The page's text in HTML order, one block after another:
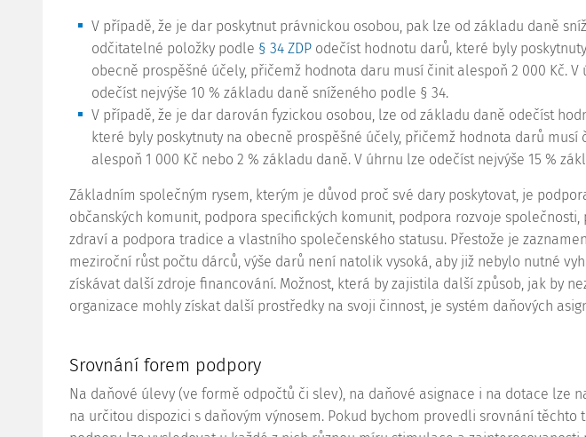
V případě, že je dar poskytnut právnickou osobou, pak lze od základu daně
odčitatelné položky podle § 34 ZDP odečíst hodnotu darů, které byly
obecně prospěšné účely, přičemž hodnota daru musí činit alespoň 2 000 Kč. V
odečíst nejvýše 10 % základu daně sníženého podle § 34.
V případě, že je dar darován fyzickou osobou, lze od základu daně odečíst
které byly poskytnuty na obecně prospěšné účely, přičemž hodnota darů musí
alespoň 1 000 Kč nebo 2 % základu daně. V úhrnu lze odečíst nejvýše 15 %
Základním společným rysem, kterým je důvod proč své dary poskytovat, je
občanských komunit, podpora specifických komunit, podpora rozvoje společnosti,
zdraví a podpora tradice a vlastního společenského statusu. Přestože je
meziroční růst počtu dárců, výše darů není natolik vysoká, aby již nebylo nutné
získávat další zdroje financování. Možnost, která by zajistila další způsob, jak by
organizace mohly získat další prostředky na svoji činnost, je systém daňových
Srovnání forem podpory
Na daňové úlevy (ve formě odpočtů či slev), na daňové asignace i na dotace lze
na určitou dispozici s daňovým výnosem. Pokud bychom provedli srovnání těchto